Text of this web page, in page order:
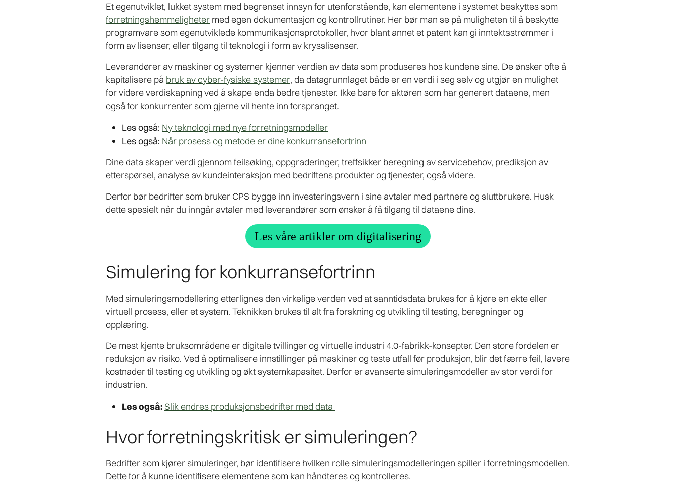
Et egenutviklet, lukket system med begrenset innsyn for utenforstående, kan elementene i systemet beskyttes som
forretningshemmeligheter med egen dokumentasjon og kontrollrutiner. Her bør man se på muligheten til å beskytte
programvare som egenutviklede kommunikasjonsprotokoller, hvor blant annet et patent kan gi inntektsstrømmer i
form av lisenser, eller tilgang til teknologi i form av krysslisenser.
Leverandører av maskiner og systemer kjenner verdien av data som produseres hos kundene sine. De ønsker ofte å
kapitalisere på bruk av cyber-fysiske systemer, da datagrunnlaget både er en verdi i seg selv og utgjør en mulighet
for videre verdiskapning ved å skape enda bedre tjenester. Ikke bare for aktøren som har generert dataene, men
også for konkurrenter som gjerne vil hente inn forspranget.
Les også: Ny teknologi med nye forretningsmodeller
Les også: Når prosess og metode er dine konkurransefortrinn
Dine data skaper verdi gjennom feilsøking, oppgraderinger, treffsikker beregning av servicebehov, prediksjon av
etterspørsel, analyse av kundeinteraksjon med bedriftens produkter og tjenester, også videre.
Derfor bør bedrifter som bruker CPS bygge inn investeringsvern i sine avtaler med partnere og sluttbrukere. Husk
dette spesielt når du inngår avtaler med leverandører som ønsker å få tilgang til dataene dine.
Les våre artikler om digitalisering
Simulering for konkurransefortrinn
Med simuleringsmodellering etterlignes den virkelige verden ved at sanntidsdata brukes for å kjøre en ekte eller
virtuell prosess, eller et system. Teknikken brukes til alt fra forskning og utvikling til testing, beregninger og
opplæring.
De mest kjente bruksområdene er digitale tvillinger og virtuelle industri 4.0-fabrikk-konsepter. Den store fordelen er
reduksjon av risiko. Ved å optimalisere innstillinger på maskiner og teste utfall før produksjon, blir det færre feil, lavere
kostnader til testing og utvikling og økt systemkapasitet. Derfor er avanserte simuleringsmodeller av stor verdi for
industrien.
Les også: Slik endres produksjonsbedrifter med data
Hvor forretningskritisk er simuleringen?
Bedrifter som kjører simuleringer, bør identifisere hvilken rolle simuleringsmodelleringen spiller i forretningsmodellen.
Dette for å kunne identifisere elementene som kan håndteres og kontrolleres.